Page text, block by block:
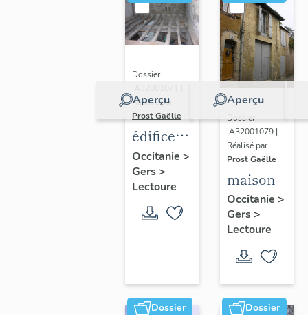
Aperçu
Dossier
Réalisé par
Prost Gaëlle
édifice à
fonction
non
identifiée
Occitanie >
Gers>
Lectoure
Aperçu
Dossier
IA32001079 |
Réalisé par
Prost Gaëlle
maison
Occitanie >
Gers>
Lectoure
Dossier Dossier